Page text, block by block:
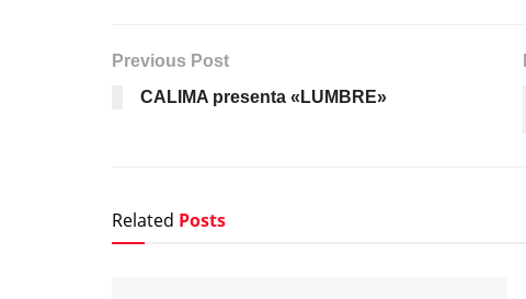
Previous Post
CALIMA presenta «LUMBRE»
Related Posts